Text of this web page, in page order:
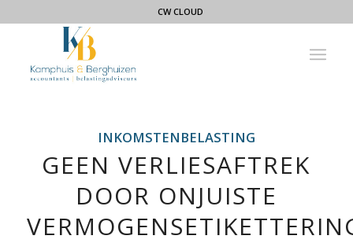
CW CLOUD
INKOMSTENBELASTING
GEEN VERLIESAFTREK
DOOR ONJUISTE